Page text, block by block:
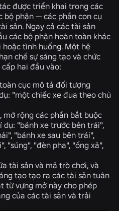
được triển khai trong các
phận — các phần con cụ
sản. Ngay cả các tài sản
các bộ phận hoàn toàn khác
tình huống. Một hệ
chế sự sáng tạo và chức
hai đầu vào:
cục mô tả đối tượng
"một chiếc xe đua theo chủ
mở rộng các phần bắt buộc
dụ: "bánh xe trước bên trái",
"bánh xe sau bên trái",
"súng", "đèn pha", "ống xả",
tài sản và mã trò chơi, và
tạo tạo ra các tài sản tuân
từ vựng mở này cho phép
của các tài sản và trải